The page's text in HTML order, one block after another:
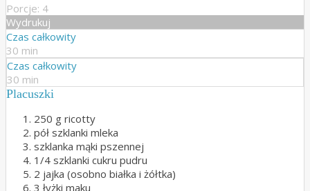
Porcje: 4
Wydrukuj
Czas całkowity
30 min
Czas całkowity
30 min
Placuszki
250 g ricotty
pół szklanki mleka
szklanka mąki pszennej
1/4 szklanki cukru pudru
2 jajka (osobno białka i żółtka)
3 łyżki maku